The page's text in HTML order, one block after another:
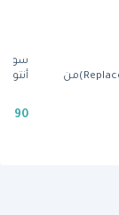
Replacement( 7000834)من
أنتونز